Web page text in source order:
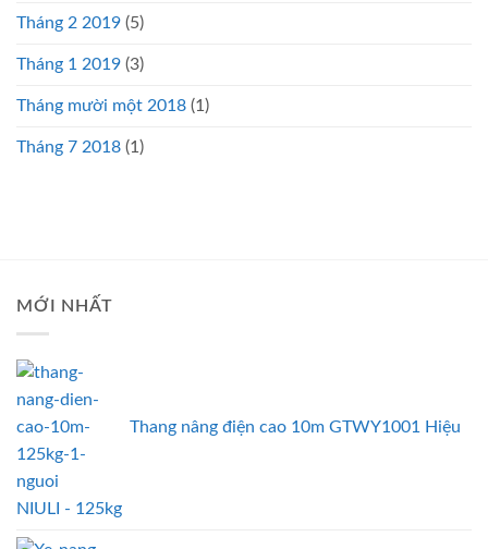
Tháng 2 2019 (5)
Tháng 1 2019 (3)
Tháng mười một 2018 (1)
Tháng 7 2018 (1)
MỚI NHẤT
Thang nâng điện cao 10m GTWY1001 Hiệu
NIULI - 125kg